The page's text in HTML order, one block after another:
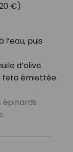
€)
puis
d’olive.
feta émiettée.
épinards